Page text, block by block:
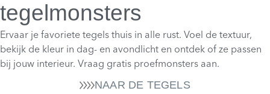
tegelmonsters
Ervaar je favoriete tegels thuis in alle rust. Voel de textuur,
bekijk de kleur in dag- en avondlicht en ontdek of ze passen
bij jouw interieur. Vraag gratis proefmonsters aan.
NAAR DE TEGELS